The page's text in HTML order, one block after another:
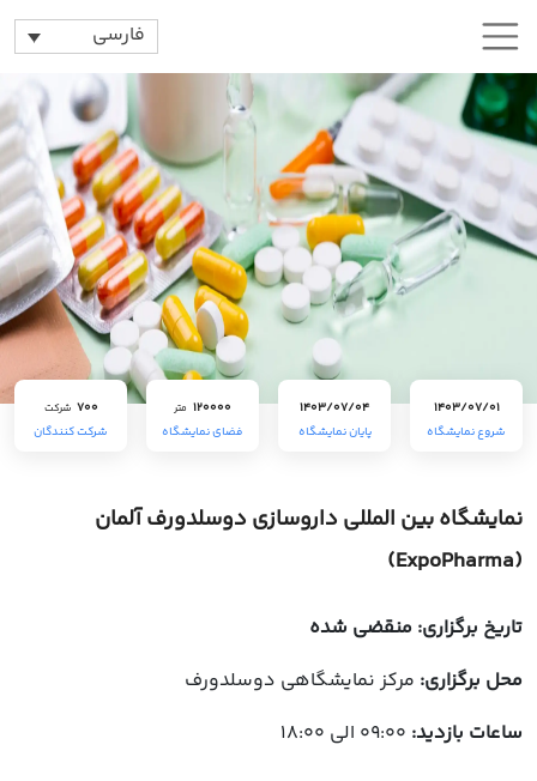
فارسی
1403/07/01
شروع نمایشگاه
1403/07/04
پایان نمایشگاه
120000 متر
فضای نمایشگاه
700 شرکت
شرکت کنندگان
نمایشگاه بین المللی داروسازی دوسلدورف آلمان
(ExpoPharma)
تاریخ برگزاری: منقضی شده
محل برگزاری: مرکز نمایشگاهی دوسلدورف
ساعات بازدید: